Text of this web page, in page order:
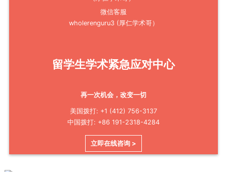
微信客服
wholerenguru3 (厚仁学术哥）
留学生学术紧急应对中心
再一次机会，改变一切
美国拨打: +1 (412) 756-3137
中国拨打: +86 191-2318-4284
立即在线咨询 >